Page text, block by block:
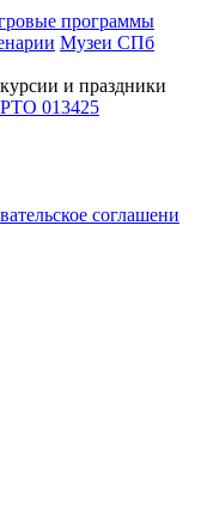
программы
Музеи СПб
и праздники
РТО 013425
соглашени